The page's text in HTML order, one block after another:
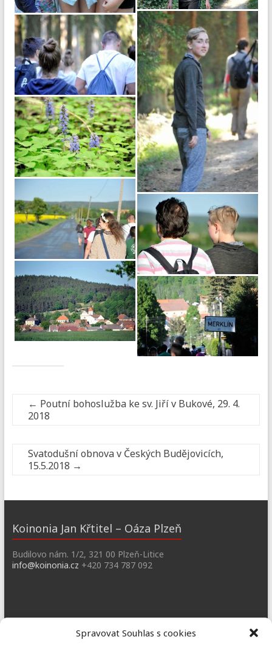
Spravovat Souhlas s cookies
← Poutní bohoslužba ke sv. Jiří v Bukové, 29. 4.
2018
Svatodušní obnova v Českých Budějovicích,
15.5.2018 →
Koinonia Jan Křtitel – Oáza Plzeň
Budilovo nám. 1/2, 321 00 Plzeň-Litice
info@koinonia.cz +420 734 787 092